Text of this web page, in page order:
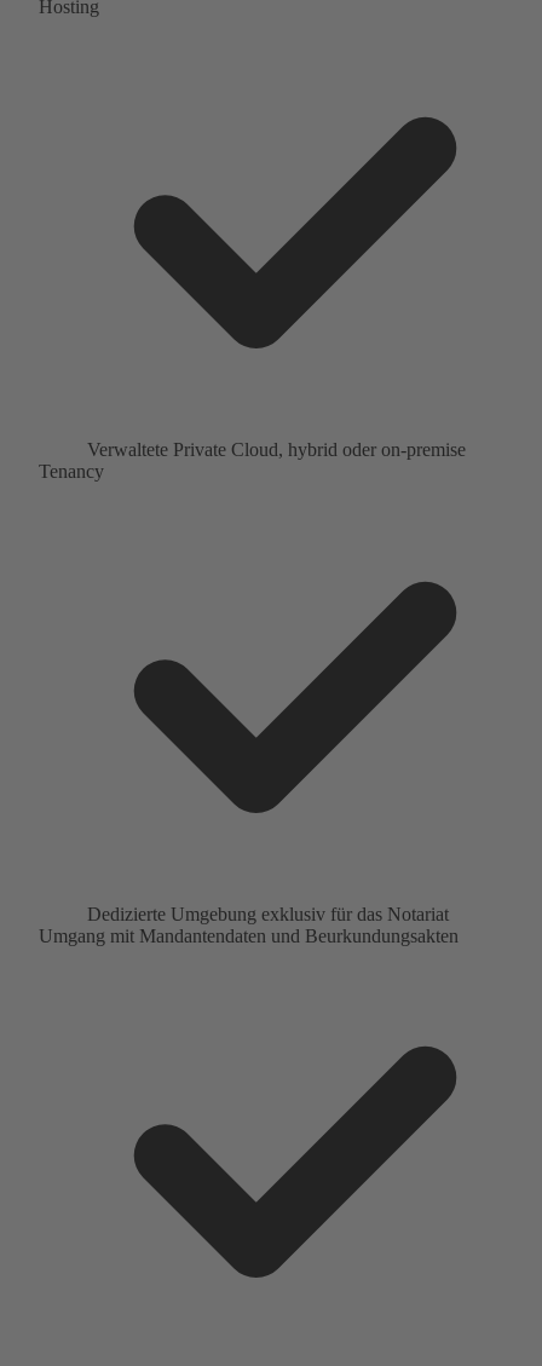
Hosting
Verwaltete Private Cloud, hybrid oder on-premise
Tenancy
Dedizierte Umgebung exklusiv für das Notariat
Umgang mit Mandantendaten und Beurkundungsakten